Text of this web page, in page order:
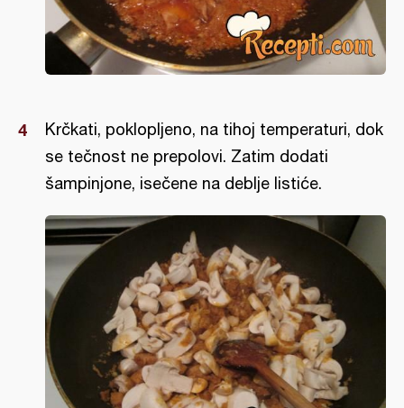
Krčkati, poklopljeno, na tihoj temperaturi, dok
se tečnost ne prepolovi. Zatim dodati
šampinjone, isečene na deblje listiće.